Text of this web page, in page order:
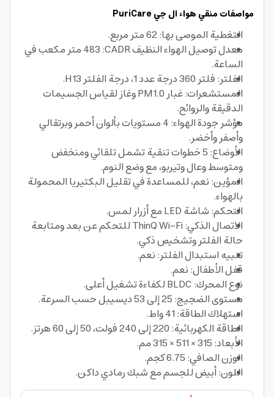
مواصفات منقي هواء ال جي PuriCare
التغطية الموصى بها: 62 متر مربع.
معدل توصيل الهواء النظيف CADR: ‏483 متر مكعب في
الساعة.
الفلتر: فلتر 360 درجة عدد 1، درجة الفلتر H13.
المستشعرات: غبار PM1.0 وغاز لقياس الجسيمات
الدقيقة والروائح.
مؤشر جودة الهواء: 4 مستويات بألوان أحمر وبرتقالي
وأصفر وأخضر.
الأوضاع: 5 خطوات تنقية تشمل تلقائي ومنخفض
ومتوسط وعال وتيربو، مع وضع النوم.
المؤين: نعم، للمساعدة في تقليل البكتيريا المحمولة
بالهواء.
التحكم: شاشة LED مع أزرار لمس.
الاتصال الذكي: ThinQ Wi-Fi للتحكم عن بعد ومتابعة
حالة الفلتر وتشخيص ذكي.
تنبيه استبدال الفلتر: نعم.
قفل الأطفال: نعم.
نوع المحرك: BLDC لكفاءة تشغيل أعلى.
مستوى الضجيج: 25 إلى 53 ديسيبل حسب السرعة.
استهلاك الطاقة: 41 واط.
الطاقة الكهربائية: 220 إلى 240 فولت، 50 إلى 60 هرتز.
الأبعاد: 315 × 511 × 315 مم.
الوزن الصافي: 6.75 كجم.
اللون: أبيض للجسم مع شبك رمادي داكن.